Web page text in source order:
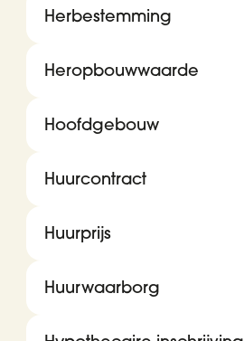
Herbestemming
Heropbouwwaarde
Hoofdgebouw
Huurcontract
Huurprijs
Huurwaarborg